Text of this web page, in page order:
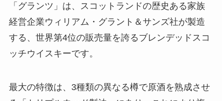
「グランツ」は、スコットランドの歴史ある家族
経営企業ウィリアム・グラント＆サンズ社が製造
する、世界第4位の販売量を誇るブレンデッドスコ
ッチウイスキーです。
最大の特徴は、3種類の異なる樽で原酒を熟成させ